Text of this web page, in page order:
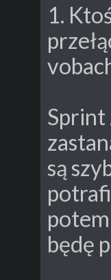
1.
Sprint
są
będę